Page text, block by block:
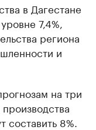
в Дагестане
7,4%,
региона
и
на три
8%.